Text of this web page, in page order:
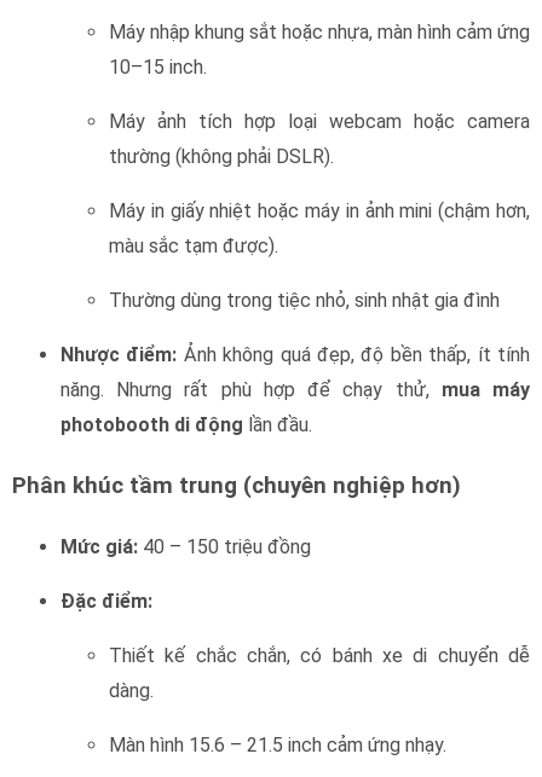
Máy nhập khung sắt hoặc nhựa, màn hình cảm ứng
10–15 inch.
Máy ảnh tích hợp loại webcam hoặc camera
thường (không phải DSLR).
Máy in giấy nhiệt hoặc máy in ảnh mini (chậm hơn,
màu sắc tạm được).
Thường dùng trong tiệc nhỏ, sinh nhật gia đình
Nhược điểm: Ảnh không quá đẹp, độ bền thấp, ít tính
năng. Nhưng rất phù hợp để chạy thử, mua máy
photobooth di động lần đầu.
Phân khúc tầm trung (chuyên nghiệp hơn)
Mức giá: 40 – 150 triệu đồng
Đặc điểm:
Thiết kế chắc chắn, có bánh xe di chuyển dễ
dàng.
Màn hình 15.6 – 21.5 inch cảm ứng nhạy.